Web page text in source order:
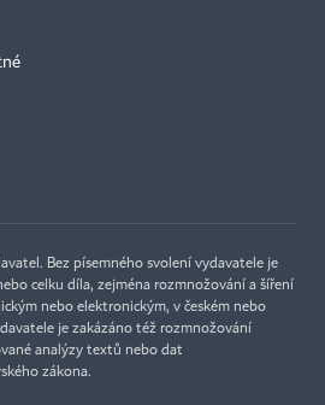
Bez písemného svolení vydavatele je
celku díla, zejména rozmnožování a šíření
nebo elektronickým, v českém nebo
je zakázáno též rozmnožování
analýzy textů nebo dat
zákona.